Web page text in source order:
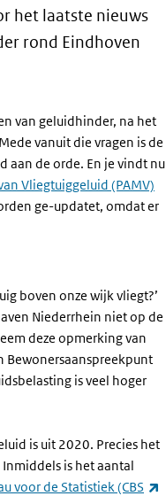
het laatste nieuws
rond Eindhoven
van geluidhinder, na het
vanuit die vragen is de
aan de orde. En je vindt nu
Vliegtuiggeluid (PAMV)
ge-updatet, omdat er
boven onze wijk vliegt?’
Niederrhein niet op de
deze opmerking van
Bewonersaanspreekpunt
is veel hoger
is uit 2020. Precies het
is het aantal
voor de Statistiek (CBS